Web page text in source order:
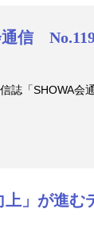
通信
誌「SHOWA会
上」が進